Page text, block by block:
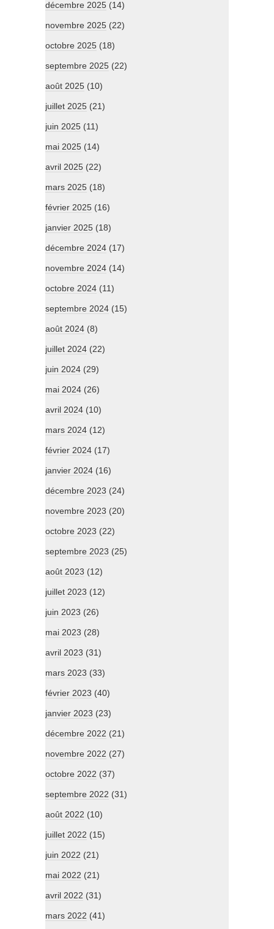
décembre 2025 (14)
novembre 2025 (22)
octobre 2025 (18)
septembre 2025 (22)
août 2025 (10)
juillet 2025 (21)
juin 2025 (11)
mai 2025 (14)
avril 2025 (22)
mars 2025 (18)
février 2025 (16)
janvier 2025 (18)
décembre 2024 (17)
novembre 2024 (14)
octobre 2024 (11)
septembre 2024 (15)
août 2024 (8)
juillet 2024 (22)
juin 2024 (29)
mai 2024 (26)
avril 2024 (10)
mars 2024 (12)
février 2024 (17)
janvier 2024 (16)
décembre 2023 (24)
novembre 2023 (20)
octobre 2023 (22)
septembre 2023 (25)
août 2023 (12)
juillet 2023 (12)
juin 2023 (26)
mai 2023 (28)
avril 2023 (31)
mars 2023 (33)
février 2023 (40)
janvier 2023 (23)
décembre 2022 (21)
novembre 2022 (27)
octobre 2022 (37)
septembre 2022 (31)
août 2022 (10)
juillet 2022 (15)
juin 2022 (21)
mai 2022 (21)
avril 2022 (31)
mars 2022 (41)